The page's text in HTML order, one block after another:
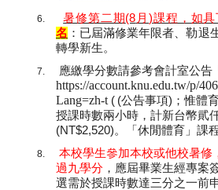
6.暑修第二期(8 月)課程，如
名 ：已屆滿修業年限者、勒退
轉學新生。
7. 應繳學分數請參考會計室公告
https://account.knu.edu.tw/p/
Lang=zh-t ( (公告事項) ；惟體
授課時數兩小時，計新台幣貮
(NT$2,520)。「休閒體育」課
8. 本校學生參加本校或他校暑修
過九學分 ，應屆畢業生經專案
選需於授課時數達三分之一前